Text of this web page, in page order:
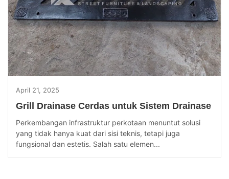
April 21, 2025
Grill Drainase Cerdas untuk Sistem Drainase
Perkembangan infrastruktur perkotaan menuntut solusi
yang tidak hanya kuat dari sisi teknis, tetapi juga
fungsional dan estetis. Salah satu elemen...